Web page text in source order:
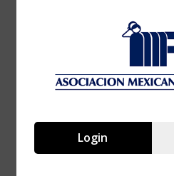
8:00 pm
Login